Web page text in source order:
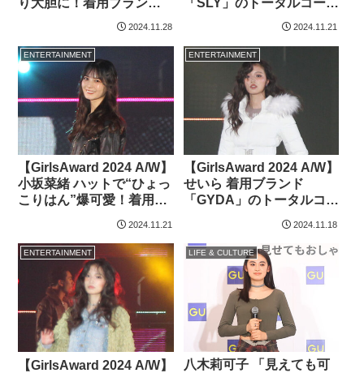
「SLY」の【値段と詳細デ
2024.11.28
ィネイト【値段と詳細デ
2024.11.21
ENTERTAINMENT
【GirlsAward 2024 A/W】
小坂菜緒 ハットで“ひょっ
こりはん”爆可愛！着用ブ
段と詳細データ】
2024.11.21
ENTERTAINMENT
【GirlsAward 2024 A/W】
せいら 着用ブランド
「GYDA」のトータルコー
2024.11.18
ENTERTAINMENT
【GirlsAward 2024 A/W】
LIFE & CULTURE
八木莉可子 「見えても可